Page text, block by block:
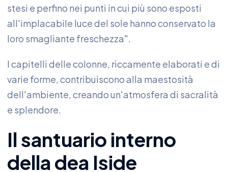
stesi e perfino nei punti in cui più sono esposti
all'implacabile luce del sole hanno conservato la
loro smagliante freschezza".
I capitelli delle colonne, riccamente elaborati e di
varie forme, contribuiscono alla maestosità
dell'ambiente, creando un'atmosfera di sacralità
e splendore.
Il santuario interno
della dea Iside